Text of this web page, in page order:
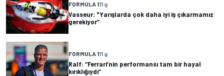
FORMULA 111 g
Vasseur: "Yarışlarda çok daha iyi iş çıkarmamız
gerekiyor”
FORMULA 111 g
Ralf: “Ferrari’nin performansı tam bir hayal
kırıklığıydı”